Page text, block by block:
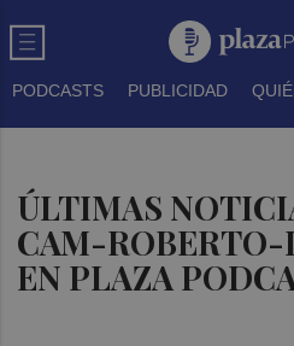
PODCASTS PUBLICIDAD
ÚLTIMAS
CAM-
EN PLAZA